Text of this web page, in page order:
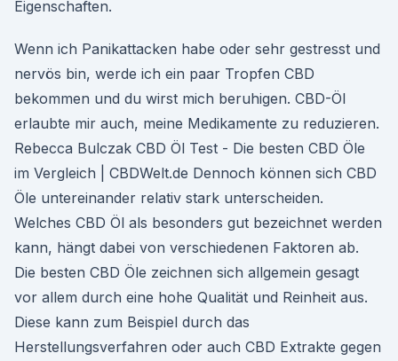
Eigenschaften.
Wenn ich Panikattacken habe oder sehr gestresst und
nervös bin, werde ich ein paar Tropfen CBD
bekommen und du wirst mich beruhigen. CBD-Öl
erlaubte mir auch, meine Medikamente zu reduzieren.
Rebecca Bulczak CBD Öl Test - Die besten CBD Öle
im Vergleich | CBDWelt.de Dennoch können sich CBD
Öle untereinander relativ stark unterscheiden.
Welches CBD Öl als besonders gut bezeichnet werden
kann, hängt dabei von verschiedenen Faktoren ab.
Die besten CBD Öle zeichnen sich allgemein gesagt
vor allem durch eine hohe Qualität und Reinheit aus.
Diese kann zum Beispiel durch das
Herstellungsverfahren oder auch CBD Extrakte gegen